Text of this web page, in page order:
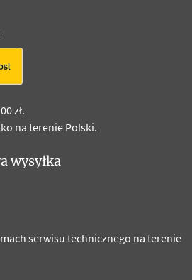
zł.
na terenie Polski.
wysyłka
serwisu technicznego na terenie